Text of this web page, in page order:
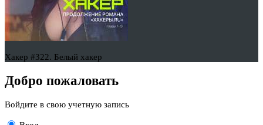
Хакер #322. Белый хакер
Добро пожаловать
Войдите в свою учетную запись